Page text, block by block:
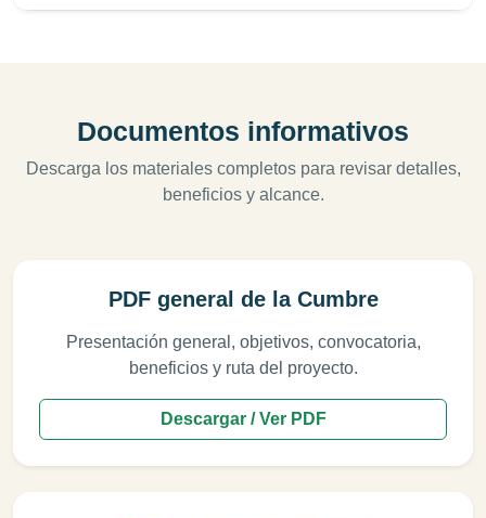
Documentos informativos
Descarga los materiales completos para revisar detalles,
beneficios y alcance.
PDF general de la Cumbre
Presentación general, objetivos, convocatoria,
beneficios y ruta del proyecto.
Descargar / Ver PDF